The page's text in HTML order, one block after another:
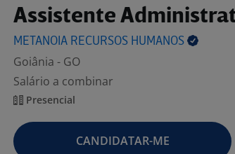
Assistente
METANOIA RECURSOS HUMANOS
Goiânia - GO
Salário a combinar
Presencial
CANDIDATAR-ME